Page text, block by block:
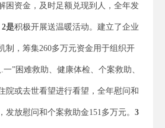
困资金，及时足额兑现到人，全年发
2是积极开展送温暖活动。建立了企业
制，筹集260多万元资金用于组织开
”困难救助、健康体检、个案救助、
院或去世看望进行看望，全年慰问和
发放慰问和个案救助金151多万元。 3